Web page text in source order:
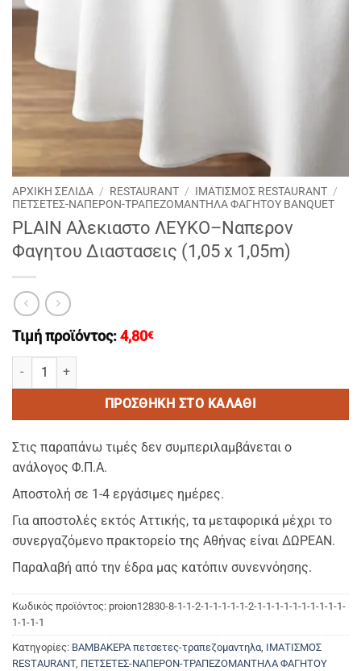
ΑΡΧΙΚΉ ΣΕΛΊΔΑ / RESTAURANT / ΙΜΑΤΙΣΜΟΣ RESTAURANT /
ΠΕΤΣΕΤΕΣ-ΝΑΠΕΡΟΝ-ΤΡΑΠΕΖΟΜΑΝΤΗΛΑ ΦΑΓΗΤΟΥ BANQUET
PLAIN Αλεκιαστο ΛΕΥΚΟ–Ναπερον
Φαγητου Διαστασεις (1,05 x 1,05m)
Τιμή προϊόντος: 4,80€
PLAIN Αλεκιαστο ΛΕΥΚΟ–Ναπερον Φαγητου Διαστασεις (1,05 x
ΠΡΟΣΘΉΚΗ ΣΤΟ ΚΑΛΆΘΙ
Στις παραπάνω τιμές δεν συμπεριλαμβάνεται ο
ανάλογος Φ.Π.Α.
Αποστολή σε 1-4 εργάσιμες ημέρες.
Για αποστολές εκτός Αττικής, τα μεταφορικά μέχρι το
συνεργαζόμενο πρακτορείο της Αθήνας είναι ΔΩΡΕΑΝ.
Παραλαβή από την έδρα μας κατόπιν συνεννόησης.
Κωδικός προϊόντος: proion12830-8-1-1-2-1-1-1-1-1-2-1-1-1-1-1-1-1-1-1-1-
1-1-1-1
Κατηγορίες: ΒΑΜΒΑΚΕΡΑ πετσετες-τραπεζομαντηλα, ΙΜΑΤΙΣΜΟΣ
RESTAURANT, ΠΕΤΣΕΤΕΣ-ΝΑΠΕΡΟΝ-ΤΡΑΠΕΖΟΜΑΝΤΗΛΑ ΦΑΓΗΤΟΥ